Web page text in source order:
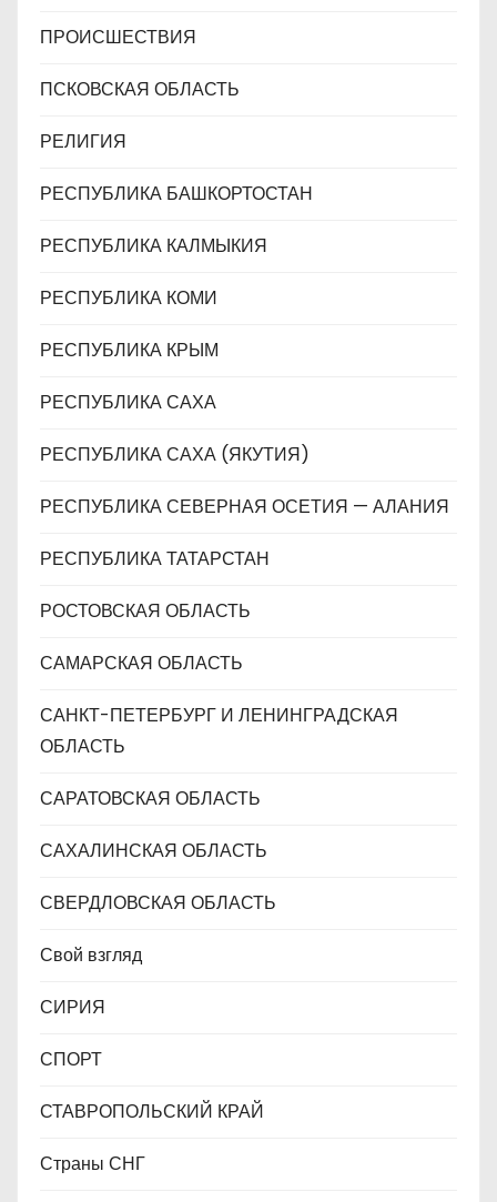
ПРОИСШЕСТВИЯ
ПСКОВСКАЯ ОБЛАСТЬ
РЕЛИГИЯ
РЕСПУБЛИКА БАШКОРТОСТАН
РЕСПУБЛИКА КАЛМЫКИЯ
РЕСПУБЛИКА КОМИ
РЕСПУБЛИКА КРЫМ
РЕСПУБЛИКА САХА
РЕСПУБЛИКА САХА (ЯКУТИЯ)
РЕСПУБЛИКА СЕВЕРНАЯ ОСЕТИЯ — АЛАНИЯ
РЕСПУБЛИКА ТАТАРСТАН
РОСТОВСКАЯ ОБЛАСТЬ
САМАРСКАЯ ОБЛАСТЬ
САНКТ-ПЕТЕРБУРГ И ЛЕНИНГРАДСКАЯ
ОБЛАСТЬ
САРАТОВСКАЯ ОБЛАСТЬ
САХАЛИНСКАЯ ОБЛАСТЬ
СВЕРДЛОВСКАЯ ОБЛАСТЬ
Свой взгляд
СИРИЯ
СПОРТ
СТАВРОПОЛЬСКИЙ КРАЙ
Страны СНГ